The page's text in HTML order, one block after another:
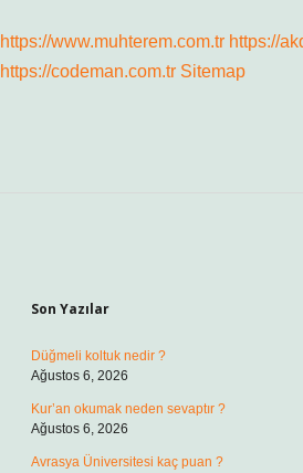
https://www.muhterem.com.tr https://
https://codeman.com.tr Sitemap
Son Yazılar
Düğmeli koltuk nedir ?
Ağustos 6, 2026
Kur’an okumak neden sevaptır ?
Ağustos 6, 2026
Avrasya Üniversitesi kaç puan ?